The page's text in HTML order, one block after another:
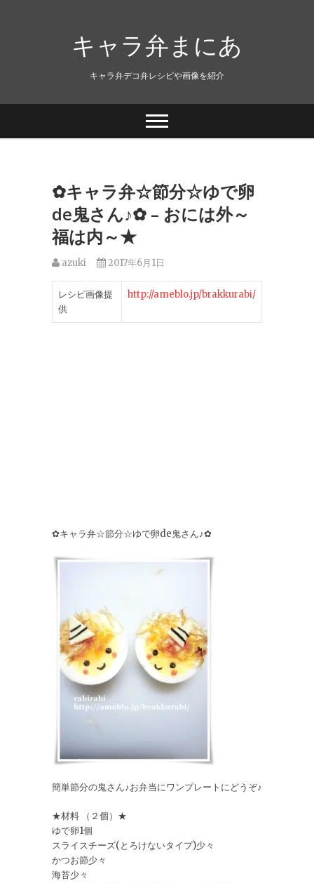
キャラ弁まにあ
キャラ弁デコ弁レシピや画像を紹介
✿キャラ弁☆節分☆ゆで卵
de鬼さん♪✿ – おには外～
福は内～★
azuki 2017年6月1日
レシピ画像提
供
http://ameblo.jp/brakkurabi/
✿キャラ弁☆節分☆ゆで卵de鬼さん♪✿
簡単節分の鬼さん♪お弁当にワンプレートにどうぞ♪
★材料 （２個）★
ゆで卵1個
スライスチーズ(とろけないタイプ)少々
かつお節少々
海苔少々